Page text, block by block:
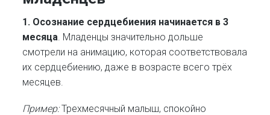
1. Осознание сердцебиения начинается в 3
месяца . Младенцы значительно дольше
смотрели на анимацию, которая соответствовала
их сердцебиению, даже в возрасте всего трёх
месяцев.
Пример:Трехмесячный малыш, спокойно